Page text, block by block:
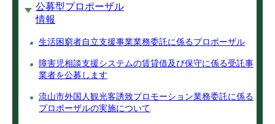
公募型プロポーザル
情報
生活困窮者自立支援事業業務委託に係るプロポーザル
障害児相談支援システムの賃貸借及び保守に係る受託事
業者を公募します
流山市外国人観光客誘致プロモーション業務委託に係る
プロポーザルの実施について